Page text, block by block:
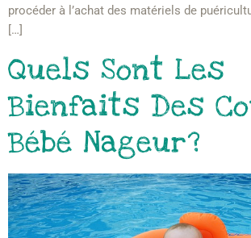
procéder à l’achat des matériels de
[…]
Quels Sont Les
Bienfaits Des
Bébé Nageur?